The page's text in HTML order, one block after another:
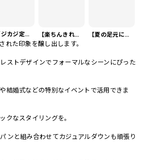
【ビジカジ定番】ハイエンド スリムフィット ビジネスカジュアル スラックスパンツ PA0228 【楽ちんきれいめ】ワッフル カジュアル スリムスラックスパンツ PA0226 【夏の足元に】編み込みベルト付き フラット サンダル 3color SH0128
れた印象を醸し出します。
ストデザインでフォーマルなシーンにぴった
結婚式などの特別なイベントで活用できま
クなスタイリングを。
ンと組み合わせてカジュアルダウンも頑張り